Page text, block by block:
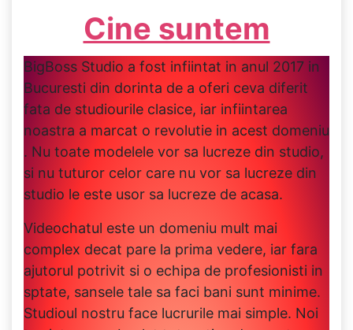
Cine suntem
BigBoss Studio a fost infiintat in anul 2017 in
Bucuresti din dorinta de a oferi ceva diferit
fata de studiourile clasice, iar infiintarea
noastra a marcat o revolutie in acest domeniu
. Nu toate modelele vor sa lucreze din studio,
si nu tuturor celor care nu vor sa lucreze din
studio le este usor sa lucreze de acasa.
Videochatul este un domeniu mult mai
complex decat pare la prima vedere, iar fara
ajutorul potrivit si o echipa de profesionisti in
sptate, sansele tale sa faci bani sunt minime.
Studioul nostru face lucrurile mai simple. Noi